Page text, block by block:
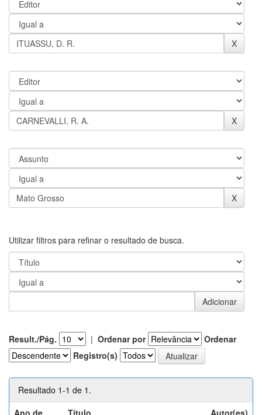
Utilizar filtros para refinar o resultado de busca.
Result./Pág. | Ordenar por
Ordenar
Registro(s)
Resultado 1-1 de 1.
Ano de
Título Autor(es)